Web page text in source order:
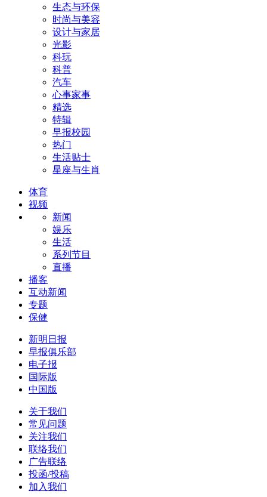
生态与环保
时尚与美容
设计与家居
光影
科玩
科普
汽车
心事家事
精选
特辑
早报校园
热门
生活贴士
星座与生肖
体育
视频
新闻
娱乐
生活
系列节目
直播
播客
互动新闻
专题
保健
新明日报
早报俱乐部
电子报
国际版
中国版
关于我们
常见问题
关注我们
联络我们
广告联络
投函/投稿
加入我们